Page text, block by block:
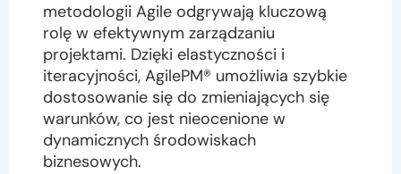
metodologii Agile odgrywają kluczową
rolę w efektywnym zarządzaniu
projektami. Dzięki elastyczności i
iteracyjności, AgilePM® umożliwia szybkie
dostosowanie się do zmieniających się
warunków, co jest nieocenione w
dynamicznych środowiskach
biznesowych.